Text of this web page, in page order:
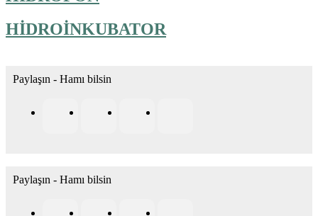
HİDROİNKUBATOR
Paylaşın - Hamı bilsin
Paylaşın - Hamı bilsin